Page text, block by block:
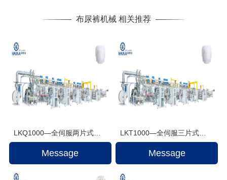
布尿裤机械 相关推荐
LKQ1000—全伺服两片式婴儿拉拉裤生产线
Message Message